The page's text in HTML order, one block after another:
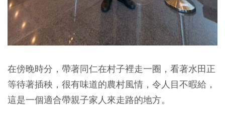
在傍晚時分，帶著同仁在村子裡走一圈，看著水田正
等待著插秧，很有味道的農村風情，令人目不暇給，
這是一個適合帶親子家人來走路的地方。